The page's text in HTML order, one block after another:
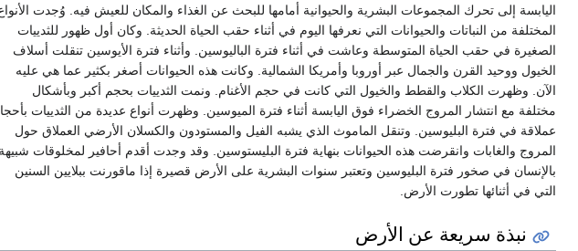
اليابسة إلى تحرك المجموعات البشرية والحيوانية أمامها للبحث عن الغذاء والمكان للعيش فيه. وُجدت
المختلفة من النباتات والحيوانات التي نعرفها اليوم في أثناء حقب الحياة الحديثة. وكان أول ظهور للثدييات
الصغيرة في حقب الحياة المتوسطة وعاشت في أثناء فترة الباليوسين. وأثناء فترة الأيوسين تنقلت أسلاف
الخيول ووحيد القرن والجمال عبر أوروبا وأمريكا الشمالية. وكانت هذه الحيوانات أصغر بكثير عما هي عليه
الآن. وظهرت الكلاب والقطط والخيول التي كانت في حجم الأغنام. ونمت الثدييات بحجم أكبر وبأشكال
مختلفة مع انتشار المروج الخضراء فوق اليابسة أثناء فترة الميوسين. وظهرت أنواع عديدة من الثدييات
عملاقة في فترة البليوسين. وتنقل الماموث الذي يشبه الفيل والمستودون والكسلان الأرضي العملاق حول
المروج والغابات وانقرضت هذه الحيوانات بنهاية فترة البليستوسين. وقد وجدت أقدم أحافير لمخلوقات شبيهة
بالإنسان في صخور فترة البليوسين وتعتبر سنوات البشرية على الأرض قصيرة إذا ماقورنت ببلايين السنين
التي في أثنائها تطورت الأرض.
نبذة سريعة عن الأرض